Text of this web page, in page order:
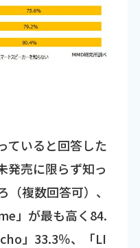
ていると回答した
発売に限らず知っ
複数回答可）、
」が最も高く84.
」33.3％、「LI